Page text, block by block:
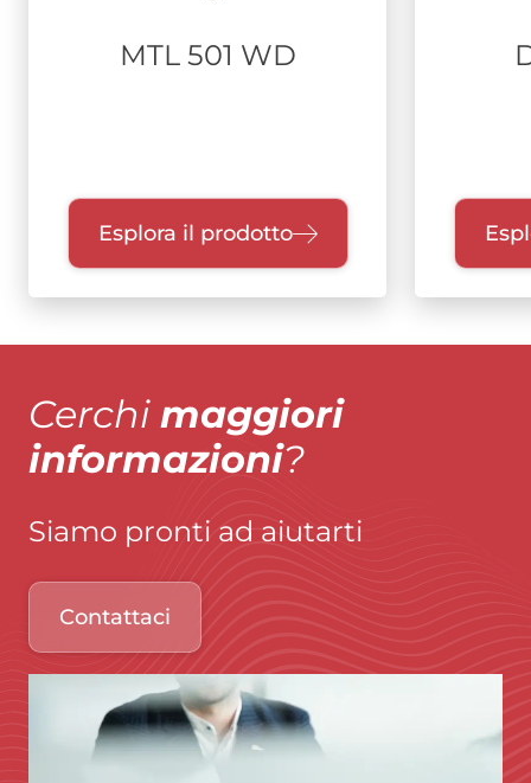
MTL 501 WD
Esplora il prodotto
Cerchi maggiori
informazioni?
Siamo pronti ad aiutarti
Contattaci
Immagine